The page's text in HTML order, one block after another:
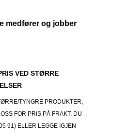
medfører og jobber
VED STØRRE
TYNGRE PRODUKTER,
FOR PRIS PÅ FRAKT. DU
91) ELLER LEGGE IGJEN